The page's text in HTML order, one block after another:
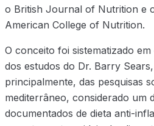
o British Journal of Nutrition e
American College of Nutrition.
O conceito foi sistematizado
dos estudos do Dr. Barry
principalmente, das pesquisas
mediterrâneo, considerado um
documentados de dieta anti-